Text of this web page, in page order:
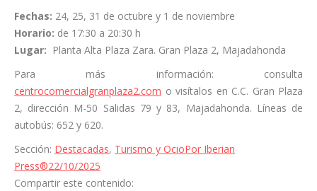
Fechas: 24, 25, 31 de octubre y 1 de noviembre
Horario: de 17:30 a 20:30 h
Lugar: Planta Alta Plaza Zara. Gran Plaza 2, Majadahonda
Para más información: consulta
centrocomercialgranplaza2.com o visítalos en C.C. Gran Plaza
2, dirección M-50 Salidas 79 y 83, Majadahonda. Líneas de
autobús: 652 y 620.
Sección: Destacadas, Turismo y OcioPor Iberian
Press®22/10/2025
Compartir este contenido: